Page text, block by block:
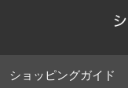
ショッピングガイド